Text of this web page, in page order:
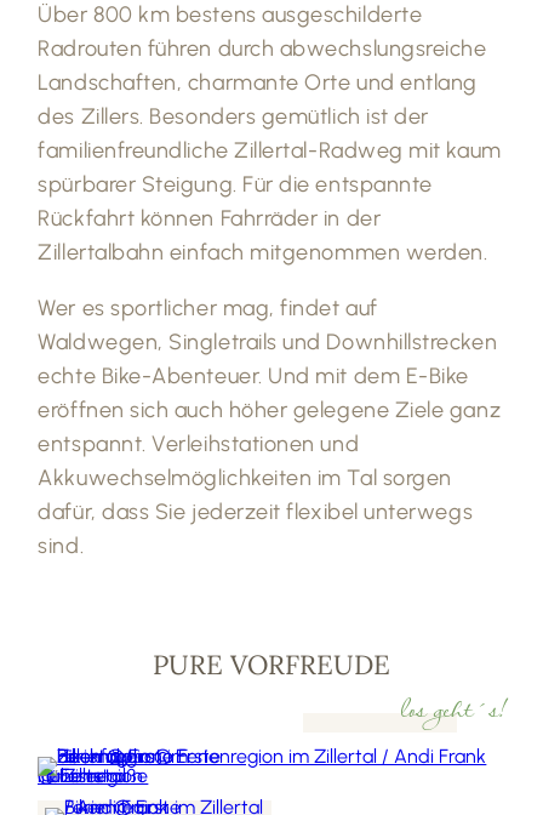
Über 800 km bestens ausgeschilderte
Radrouten führen durch abwechslungsreiche
Landschaften, charmante Orte und entlang
des Zillers. Besonders gemütlich ist der
familienfreundliche Zillertal-Radweg mit kaum
spürbarer Steigung. Für die entspannte
Rückfahrt können Fahrräder in der
Zillertalbahn einfach mitgenommen werden.
Wer es sportlicher mag, findet auf
Waldwegen, Singletrails und Downhillstrecken
echte Bike-Abenteuer. Und mit dem E-Bike
eröffnen sich auch höher gelegene Ziele ganz
entspannt. Verleihstationen und
Akkuwechselmöglichkeiten im Tal sorgen
dafür, dass Sie jederzeit flexibel unterwegs
sind.
PURE VORFREUDE
los geht´s!